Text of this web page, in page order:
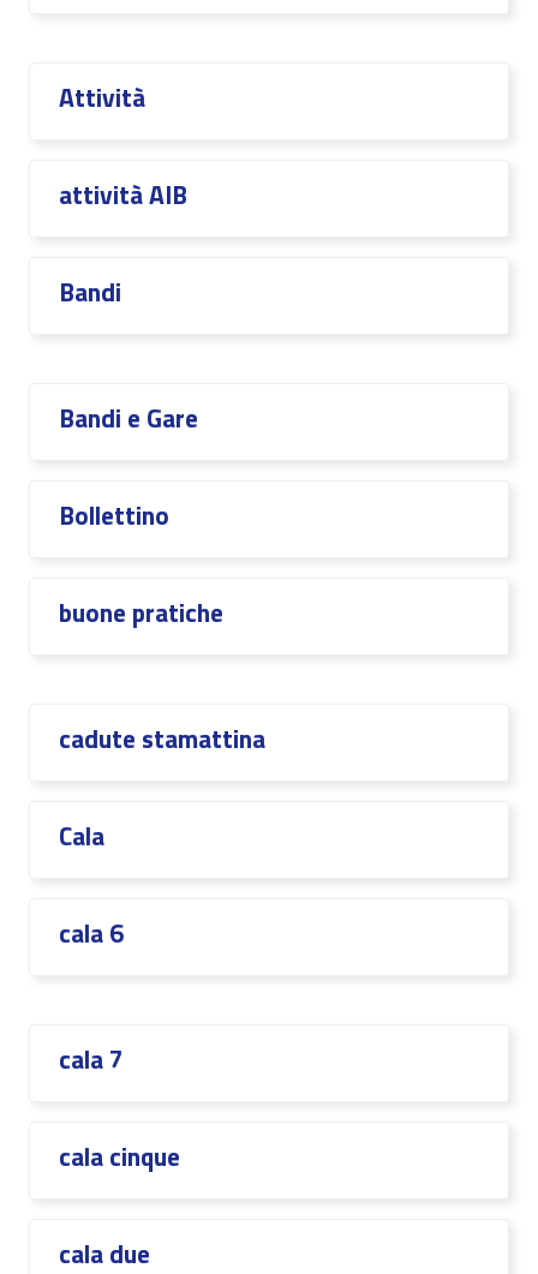
Attività
attività AIB
Bandi
Bandi e Gare
Bollettino
buone pratiche
cadute stamattina
Cala
cala 6
cala 7
cala cinque
cala due